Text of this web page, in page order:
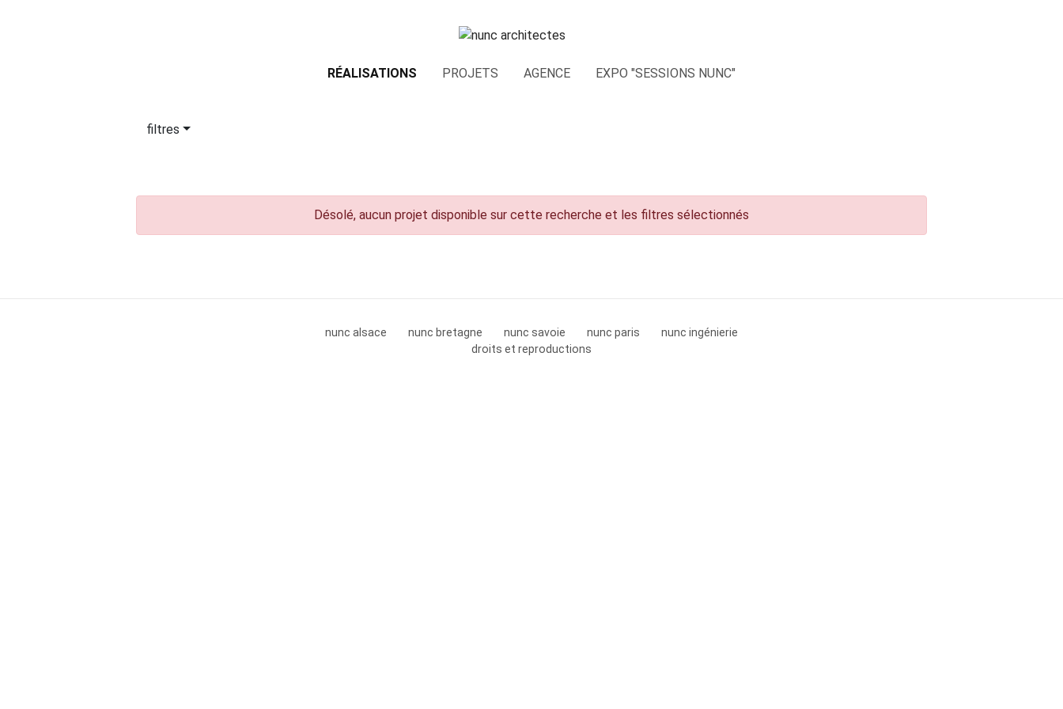
RÉALISATIONS PROJETS AGENCE EXPO "SESSIONS NUNC"
filtres
Désolé, aucun projet disponible sur cette recherche et les filtres sélectionnés
nunc alsace nunc bretagne nunc savoie nunc paris
nunc ingénierie
droits et reproductions